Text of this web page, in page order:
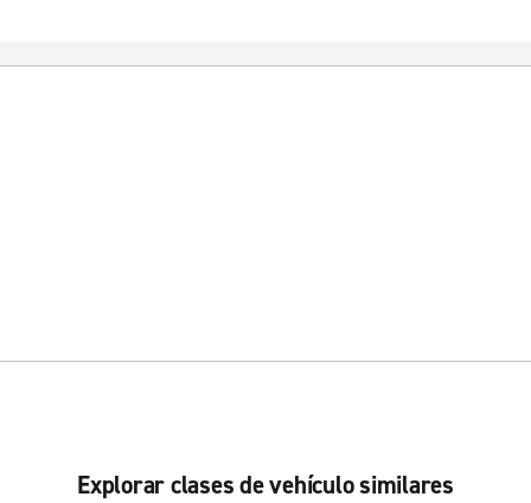
Explorar clases de vehículo similares